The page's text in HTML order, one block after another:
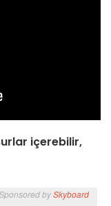
içerebilir,